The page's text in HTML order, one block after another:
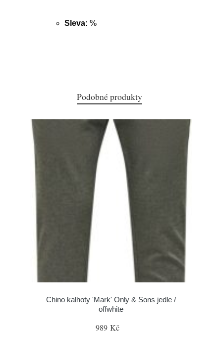
Sleva: %
Podobné produkty
Chino kalhoty 'Mark' Only & Sons jedle /
offwhite
989 Kč